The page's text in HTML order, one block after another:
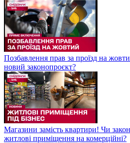
Позбавлення прав за проїзд на
новий законопроєкт?
Магазини замість квартири! Чи
житлові приміщення на комерційні?